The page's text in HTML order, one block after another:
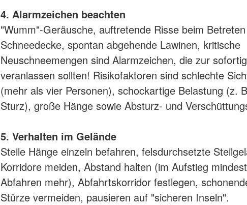
4. Alarmzeichen beachten
"Wumm"-Geräusche, auftretende Risse beim
Schneedecke, spontan abgehende Lawinen, kritische
Neuschneemengen sind Alarmzeichen, die zur
veranlassen sollten! Risikofaktoren sind schlechte
(mehr als vier Personen), schockartige Belastung (z.
Sturz), große Hänge sowie Absturz- und
5. Verhalten im Gelände
Steile Hänge einzeln befahren, felsdurchsetzte
Korridore meiden, Abstand halten (im Aufstieg
Abfahren mehr), Abfahrtskorridor festlegen,
Stürze vermeiden, pausieren auf "sicheren Inseln".